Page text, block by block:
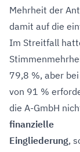
Mehrheit der
damit auf die
Im Streitfall
79,8 %, aber
von 91 %
die A-GmbH
finanzielle
Eingliederung,